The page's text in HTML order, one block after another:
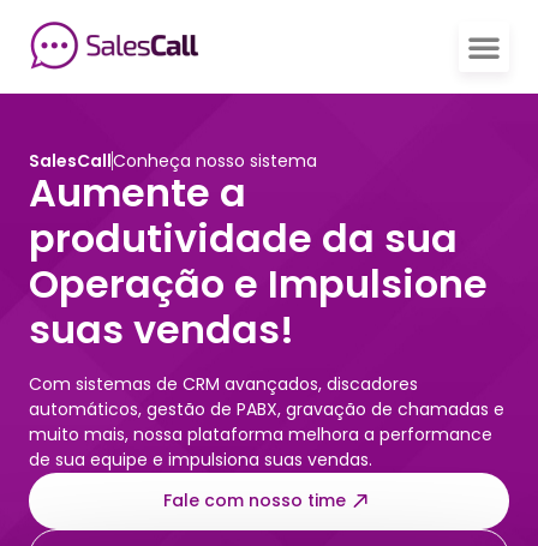
SalesCallConheça nosso sistema
Aumente a
produtividade da sua
Operação e Impulsione
suas vendas!
Com sistemas de CRM avançados, discadores
automáticos, gestão de PABX, gravação de chamadas e
muito mais, nossa plataforma melhora a performance
de sua equipe e impulsiona suas vendas.
Fale com nosso time